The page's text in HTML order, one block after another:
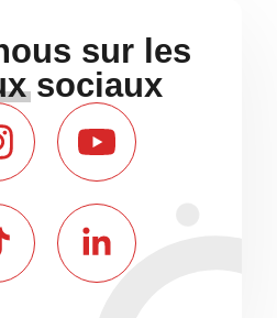
sur les
sociaux